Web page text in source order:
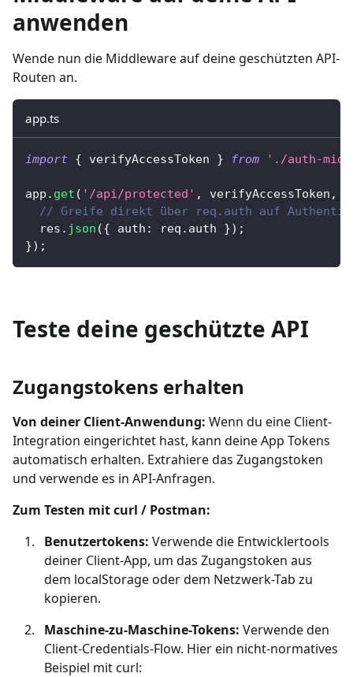
anwenden
Wende nun die Middleware auf deine geschützten API-
Routen an.
app.ts
import { verifyAccessToken } from './auth-
app . get ( '/api/protected' , verifyAccessToken ,
// Greife direkt über req.auth auf
  res
. json ({ auth : req . auth }) ;
}) ;
Teste deine geschützte API
Zugangstokens erhalten
Von deiner Client-Anwendung: Wenn du eine Client-
Integration eingerichtet hast, kann deine App Tokens
automatisch erhalten. Extrahiere das Zugangstoken
und verwende es in API-Anfragen.
Zum Testen mit curl / Postman:
Benutzertokens: Verwende die Entwicklertools
deiner Client-App, um das Zugangstoken aus
dem localStorage oder dem Netzwerk-Tab zu
kopieren.
Maschine-zu-Maschine-Tokens: Verwende den
Client-Credentials-Flow. Hier ein nicht-normatives
Beispiel mit curl: